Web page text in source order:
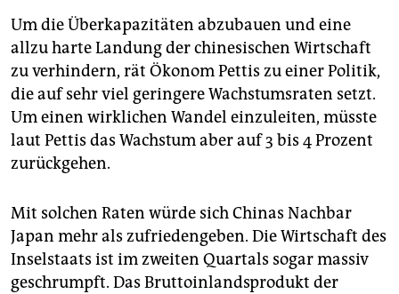
Um die Überkapazitäten abzubauen und eine
allzu harte Landung der chinesischen Wirtschaft
zu verhindern, rät Ökonom Pettis zu einer Politik,
die auf sehr viel geringere Wachstumsraten setzt.
Um einen wirklichen Wandel einzuleiten, müsste
laut Pettis das Wachstum aber auf 3 bis 4 Prozent
zurückgehen.
Mit solchen Raten würde sich Chinas Nachbar
Japan mehr als zufriedengeben. Die Wirtschaft des
Inselstaats ist im zweiten Quartals sogar massiv
geschrumpft. Das Bruttoinlandsprodukt der